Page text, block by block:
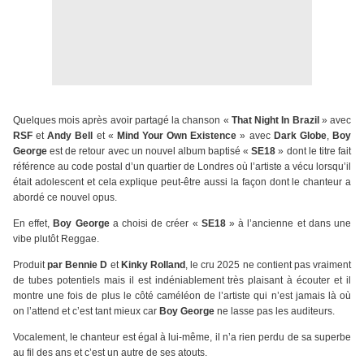
Quelques mois après avoir partagé la chanson « That Night In Brazil » avec
RSFetAndy Bell et « Mind Your Own Existence» avec Dark Globe, Boy
Georgeest de retour avec un nouvel album baptisé « SE18 » dont le titre fait
référence au code postal d’un quartier de Londres où l’artiste a vécu lorsqu’il
était adolescent et cela explique peut-être aussi la façon dont le chanteur a
abordé ce nouvel opus.
En effet, Boy George a choisi de créer « SE18» à l’ancienne et dans une
vibe plutôt Reggae.
Produitpar Bennie D et Kinky Rolland , le cru 2025 ne contient pas vraiment
de tubes potentiels mais il est indéniablement très plaisant à écouter et il
montre une fois de plus le côté caméléon de l’artiste qui n’est jamais là où
on l’attend et c’est tant mieux car Boy George ne lasse pas les auditeurs.
Vocalement, le chanteur est égal à lui-même, il n’a rien perdu de sa superbe
au fil des ans et c’est un autre de ses atouts.